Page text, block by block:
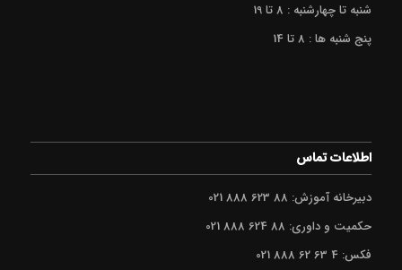
شنبه تا چهارشنبه : 8 تا 19
پنج شنبه ها : 8 تا 14
اطلاعات تماس
دبیرخانه آموزش: 88 623 888 021
حکمیت و داوری: 88 624 888 021
فکس: 4 63 62 888 021